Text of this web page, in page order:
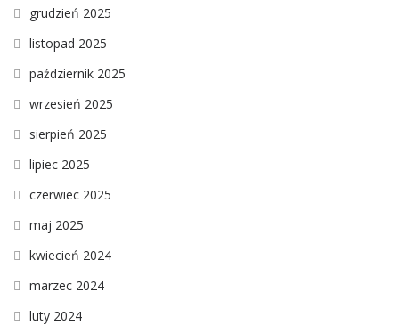
grudzień 2025
listopad 2025
październik 2025
wrzesień 2025
sierpień 2025
lipiec 2025
czerwiec 2025
maj 2025
kwiecień 2024
marzec 2024
luty 2024